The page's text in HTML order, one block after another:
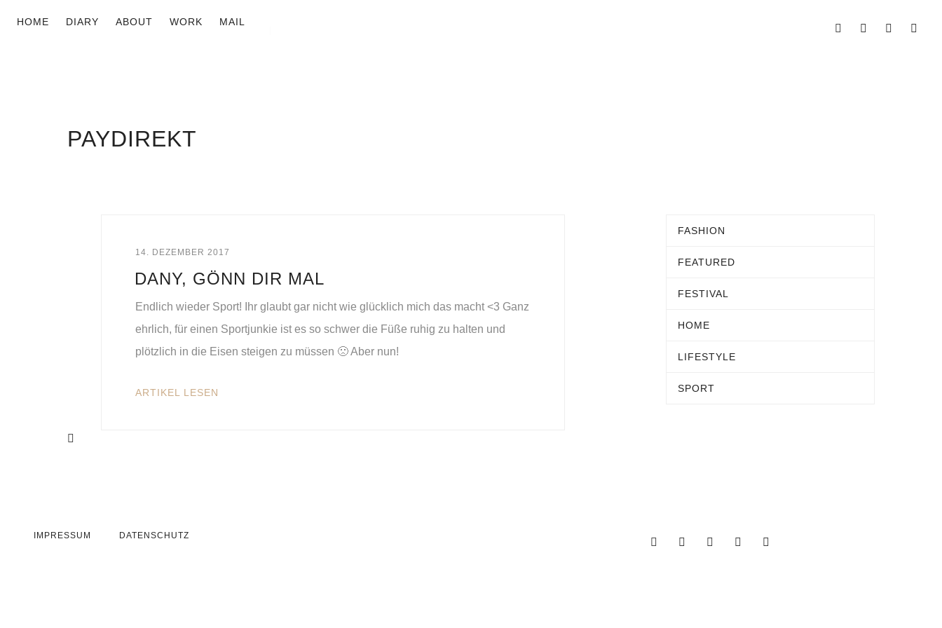
HOME DIARY ABOUT WORK MAIL
PAYDIREKT
14. DEZEMBER 2017
DANY, GÖNN DIR MAL
Endlich wieder Sport! Ihr glaubt gar nicht wie glücklich mich das macht <3 Ganz
ehrlich, für einen Sportjunkie ist es so schwer die Füße ruhig zu halten und
plötzlich in die Eisen steigen zu müssen 🙁 Aber nun!
ARTIKEL LESEN
FASHION
FEATURED
FESTIVAL
HOME
LIFESTYLE
SPORT
IMPRESSUM DATENSCHUTZ